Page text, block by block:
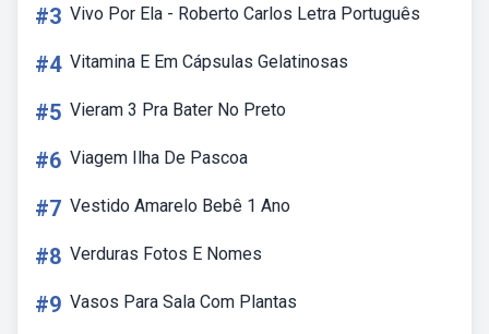
#3 Vivo Por Ela - Roberto Carlos Letra Português
#4 Vitamina E Em Cápsulas Gelatinosas
#5 Vieram 3 Pra Bater No Preto
#6 Viagem Ilha De Pascoa
#7 Vestido Amarelo Bebê 1 Ano
#8 Verduras Fotos E Nomes
#9 Vasos Para Sala Com Plantas